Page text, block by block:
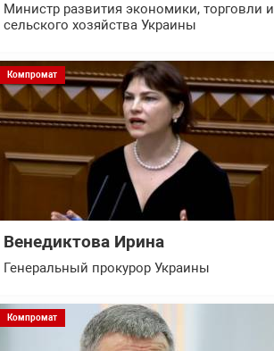
Министр развития экономики, торговли и
сельского хозяйства Украины
Компромат
Венедиктова Ирина
Генеральный прокурор Украины
Компромат